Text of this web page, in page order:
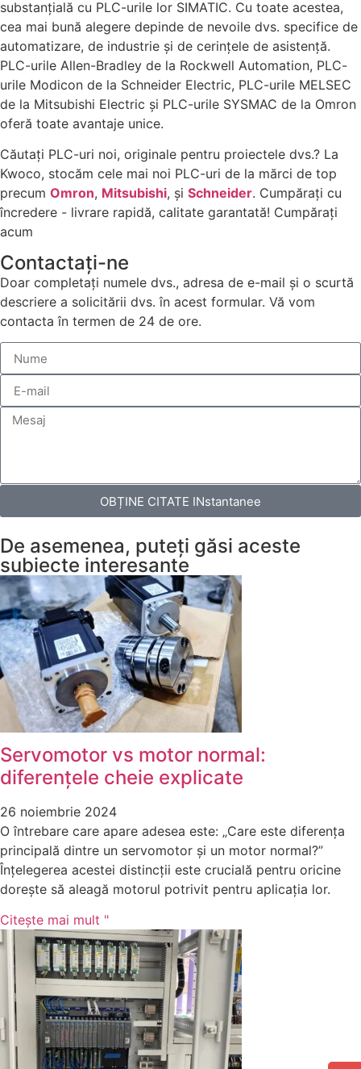
substanțială cu PLC-urile lor SIMATIC. Cu toate acestea,
cea mai bună alegere depinde de nevoile dvs. specifice de
automatizare, de industrie și de cerințele de asistență.
PLC-urile Allen-Bradley de la Rockwell Automation, PLC-
urile Modicon de la Schneider Electric, PLC-urile MELSEC
de la Mitsubishi Electric și PLC-urile SYSMAC de la Omron
oferă toate avantaje unice.
Căutați PLC-uri noi, originale pentru proiectele dvs.? La
Kwoco, stocăm cele mai noi PLC-uri de la mărci de top
precum Omron, Mitsubishi, și Schneider. Cumpărați cu
încredere - livrare rapidă, calitate garantată! Cumpărați
acum
Contactaţi-ne
Doar completați numele dvs., adresa de e-mail și o scurtă
descriere a solicitării dvs. în acest formular. Vă vom
contacta în termen de 24 de ore.
OBȚINE CITATE INstantanee
De asemenea, puteți găsi aceste
subiecte interesante
Servomotor vs motor normal:
diferențele cheie explicate
26 noiembrie 2024
O întrebare care apare adesea este: „Care este diferența
principală dintre un servomotor și un motor normal?”
Înțelegerea acestei distincții este crucială pentru oricine
dorește să aleagă motorul potrivit pentru aplicația lor.
Citeşte mai mult "